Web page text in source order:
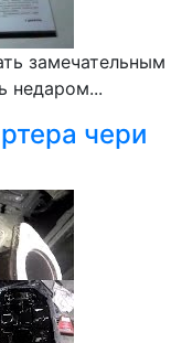
замечательным
недаром...
чери